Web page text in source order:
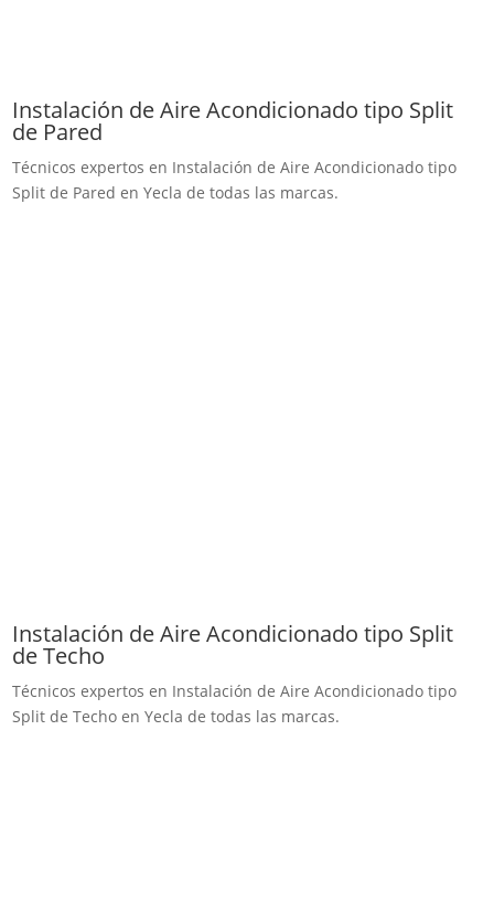
Instalación de Aire Acondicionado tipo Split
de Pared
Técnicos expertos en Instalación de Aire Acondicionado tipo
Split de Pared en Yecla de todas las marcas.
Instalación de Aire Acondicionado tipo Split
de Techo
Técnicos expertos en Instalación de Aire Acondicionado tipo
Split de Techo en Yecla de todas las marcas.